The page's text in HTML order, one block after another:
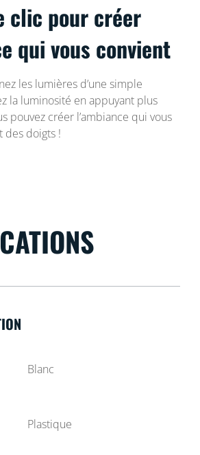
clic pour créer
qui vous convient
les lumières d’une simple
la luminosité en appuyant plus
pouvez créer l’ambiance qui vous
des doigts !
Blanc
Plastique